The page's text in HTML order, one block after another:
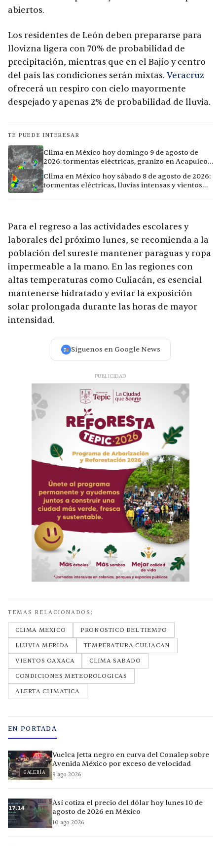
abiertos.
Los residentes de León deben prepararse para
llovizna ligera con 70% de probabilidad de
precipitación, mientras que en el Bajío y centro
del país las condiciones serán mixtas. Veracruz
ofrecerá un respiro con cielo mayormente
despejado y apenas 2% de probabilidad de lluvia.
TE PUEDE INTERESAR
Clima en México hoy domingo 9 de agosto de
2026: tormentas eléctricas, granizo en Acapulco y
Clima en México hoy sábado 8 de agosto de 2026:
tormentas eléctricas, lluvias intensas y vientos
Para el regreso a las actividades escolares y
laborales del próximo lunes, se recomienda a la
población del sureste mantener paraguas y ropa
impermeable a la mano. En las regiones con
altas temperaturas como Culiacán, es esencial
mantenerse hidratado y evitar la exposición
solar prolongada durante las horas de mayor
intensidad.
Síguenos en Google News
PUBLICIDAD
TEMAS RELACIONADOS:
CLIMA MEXICO
PRONOSTICO DEL TIEMPO
LLUVIA MERIDA
TEMPERATURA CULIACAN
VIENTOS OAXACA
CLIMA SABADO
CONDICIONES METEOROLOGICAS
ALERTA CLIMATICA
EN PORTADA
GALERÍA
Vuelca Jetta negro en curva del Conalep sobre
Avenida México por exceso de velocidad
9 ago 2026
Así cotiza el precio del dólar hoy lunes 10 de
agosto de 2026 en México
10 ago 2026